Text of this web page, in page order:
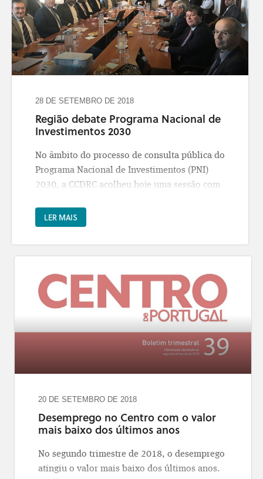
28 DE SETEMBRO DE 2018
Região debate Programa Nacional de
Investimentos 2030
No âmbito do processo de consulta pública do
Programa Nacional de Investimentos (PNI)
2030, a CCDRC acolheu hoje uma sessão com
contributos para a definição das prioridades
estratégicas de investimento em
infraestruturas, nos setores da Mobilidade e
Transportes, Ação Climática e Energia.
Esta sessão contou com a presença da
Secretária de Estado do Ordenamento do
Território e da Conservação da Natureza do e
LER MAIS
20 DE SETEMBRO DE 2018
Desemprego no Centro com o valor
mais baixo dos últimos anos
No segundo trimestre de 2018, o desemprego
atingiu o valor mais baixo dos últimos anos.